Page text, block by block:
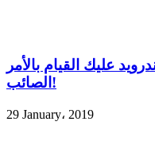
عليك القيام بالأمر
الصائب!
29 January، 2019